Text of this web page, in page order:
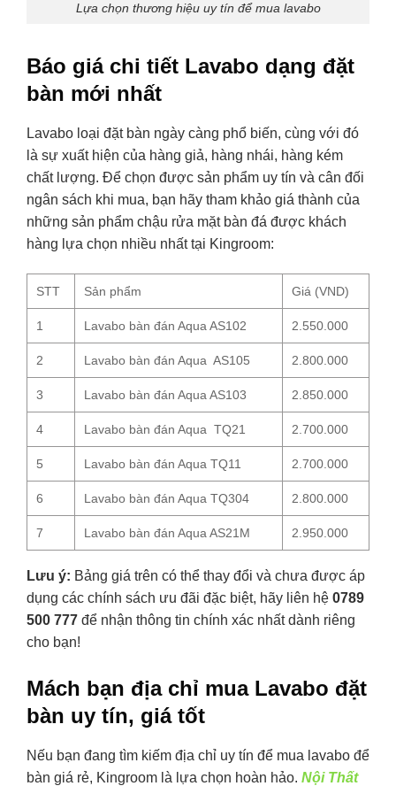
Lựa chọn thương hiệu uy tín để mua lavabo
Báo giá chi tiết Lavabo dạng đặt
bàn mới nhất
Lavabo loại đặt bàn ngày càng phổ biến, cùng với đó
là sự xuất hiện của hàng giả, hàng nhái, hàng kém
chất lượng. Để chọn được sản phẩm uy tín và cân đối
ngân sách khi mua, bạn hãy tham khảo giá thành của
những sản phẩm chậu rửa mặt bàn đá được khách
hàng lựa chọn nhiều nhất tại Kingroom:
STT Sản phẩm Giá (VND)
1 Lavabo bàn đán Aqua AS102 2.550.000
2 Lavabo bàn đán Aqua AS105 2.800.000
3 Lavabo bàn đán Aqua AS103 2.850.000
4 Lavabo bàn đán Aqua TQ21 2.700.000
5 Lavabo bàn đán Aqua TQ11 2.700.000
6 Lavabo bàn đán Aqua TQ304 2.800.000
7 Lavabo bàn đán Aqua AS21M 2.950.000
Lưu ý: Bảng giá trên có thể thay đổi và chưa được áp
dụng các chính sách ưu đãi đặc biệt, hãy liên hệ 0789
500 777 để nhận thông tin chính xác nhất dành riêng
cho bạn!
Mách bạn địa chỉ mua Lavabo đặt
bàn uy tín, giá tốt
Nếu bạn đang tìm kiếm địa chỉ uy tín để mua lavabo để
bàn giá rẻ, Kingroom là lựa chọn hoàn hảo. Nội Thất